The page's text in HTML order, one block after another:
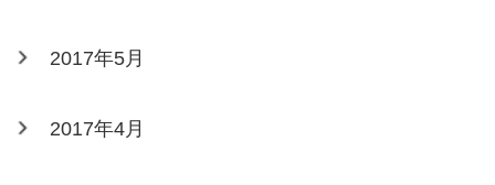
2017年5月
2017年4月